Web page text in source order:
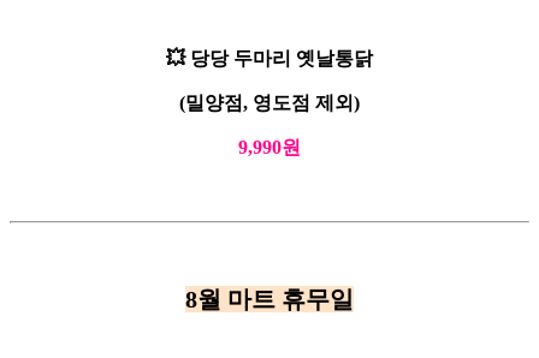
💥 당당 두마리 옛날통닭
(밀양점, 영도점 제외)
9,990원
8월 마트 휴무일